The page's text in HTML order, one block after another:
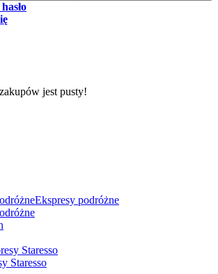
jest pusty!
Ekspresy podróżne
Staresso